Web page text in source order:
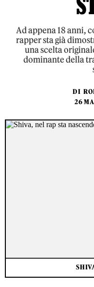
Ad appena 18 anni,
rapper sta già
una scelta
dominante della
DI
26